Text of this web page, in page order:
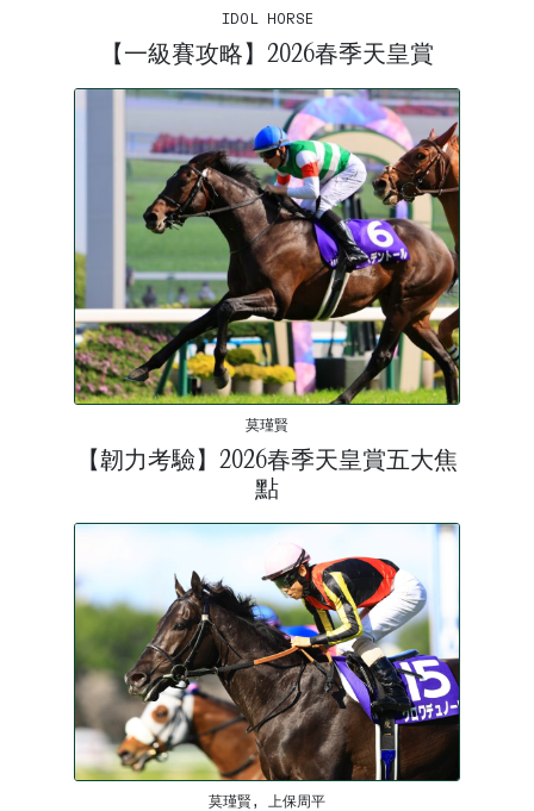
IDOL HORSE
【一級賽攻略】2026春季天皇賞
莫瑾賢
【韌力考驗】2026春季天皇賞五大焦
點
莫瑾賢, 上保周平